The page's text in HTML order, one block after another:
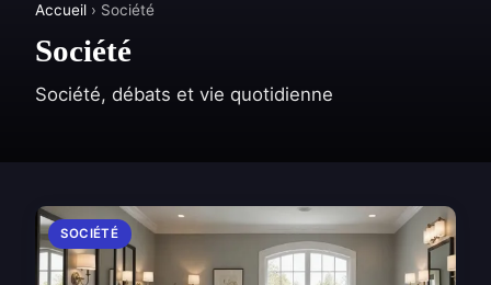
Accueil › Société
Société
Société, débats et vie quotidienne
SOCIÉTÉ